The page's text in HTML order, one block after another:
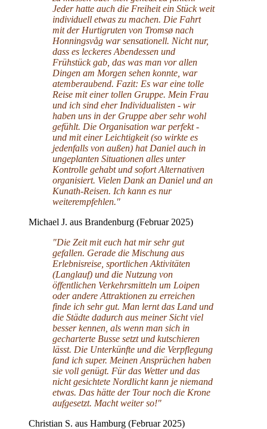
Jeder hatte auch die Freiheit ein Stück weit
individuell etwas zu machen. Die Fahrt
mit der Hurtigruten von Tromsø nach
Honningsvåg war sensationell. Nicht nur,
dass es leckeres Abendessen und
Frühstück gab, das was man vor allen
Dingen am Morgen sehen konnte, war
atemberaubend. Fazit: Es war eine tolle
Reise mit einer tollen Gruppe. Mein Frau
und ich sind eher Individualisten - wir
haben uns in der Gruppe aber sehr wohl
gefühlt. Die Organisation war perfekt -
und mit einer Leichtigkeit (so wirkte es
jedenfalls von außen) hat Daniel auch in
ungeplanten Situationen alles unter
Kontrolle gehabt und sofort Alternativen
organisiert. Vielen Dank an Daniel und an
Kunath-Reisen. Ich kann es nur
weiterempfehlen."
Michael J. aus Brandenburg (Februar 2025)
"Die Zeit mit euch hat mir sehr gut
gefallen. Gerade die Mischung aus
Erlebnisreise, sportlichen Aktivitäten
(Langlauf) und die Nutzung von
öffentlichen Verkehrsmitteln um Loipen
oder andere Attraktionen zu erreichen
finde ich sehr gut. Man lernt das Land und
die Städte dadurch aus meiner Sicht viel
besser kennen, als wenn man sich in
gecharterte Busse setzt und kutschieren
lässt. Die Unterkünfte und die Verpflegung
fand ich super. Meinen Ansprüchen haben
sie voll genügt. Für das Wetter und das
nicht gesichtete Nordlicht kann je niemand
etwas. Das hätte der Tour noch die Krone
aufgesetzt. Macht weiter so!"
Christian S. aus Hamburg (Februar 2025)